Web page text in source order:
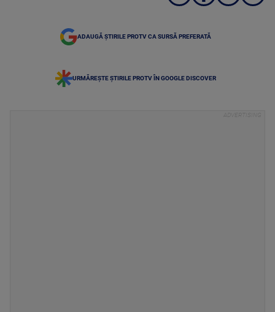
ADAUGĂ ȘTIRILE PROTV CA SURSĂ PREFERATĂ
URMĂREȘTE ȘTIRILE PROTV ÎN GOOGLE DISCOVER